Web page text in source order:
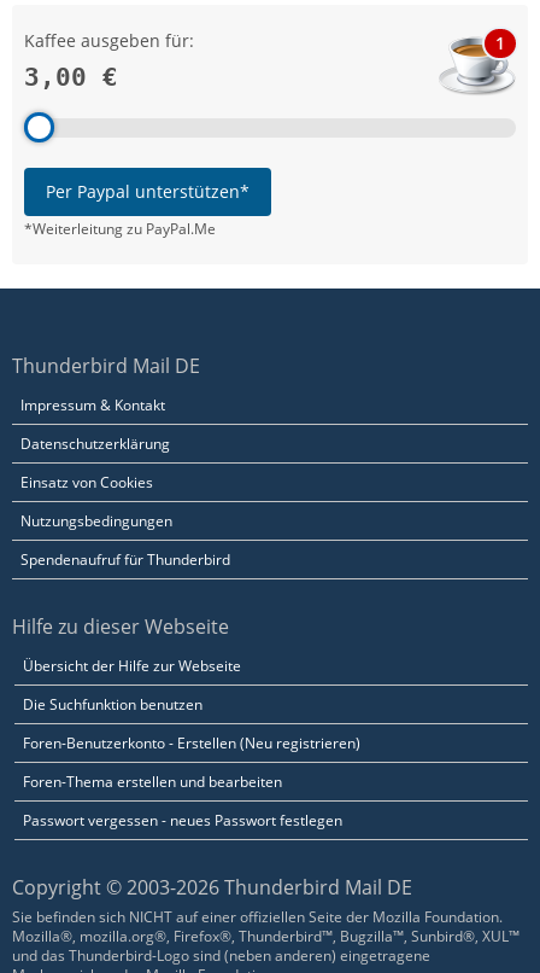
Kaffee ausgeben für:
3,00 €
1
Per Paypal unterstützen*
*Weiterleitung zu PayPal.Me
Thunderbird Mail DE
Impressum & Kontakt
Datenschutzerklärung
Einsatz von Cookies
Nutzungsbedingungen
Spendenaufruf für Thunderbird
Hilfe zu dieser Webseite
Übersicht der Hilfe zur Webseite
Die Suchfunktion benutzen
Foren-Benutzerkonto - Erstellen (Neu registrieren)
Foren-Thema erstellen und bearbeiten
Passwort vergessen - neues Passwort festlegen
Copyright © 2003-2026 Thunderbird Mail DE
Sie befinden sich NICHT auf einer offiziellen Seite der Mozilla Foundation.
Mozilla®, mozilla.org®, Firefox®, Thunderbird™, Bugzilla™, Sunbird®, XUL™
und das Thunderbird-Logo sind (neben anderen) eingetragene